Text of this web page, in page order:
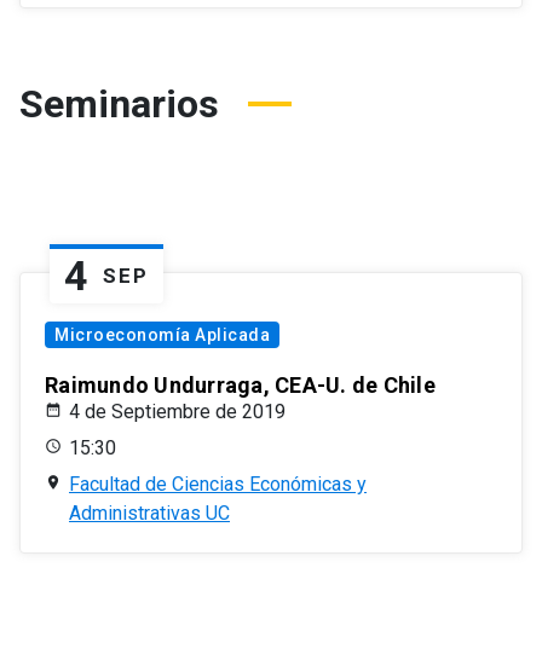
Seminarios
4 SEP
Microeconomía Aplicada
Raimundo Undurraga, CEA-U. de Chile
4 de Septiembre de 2019
15:30
Facultad de Ciencias Económicas y
Administrativas UC